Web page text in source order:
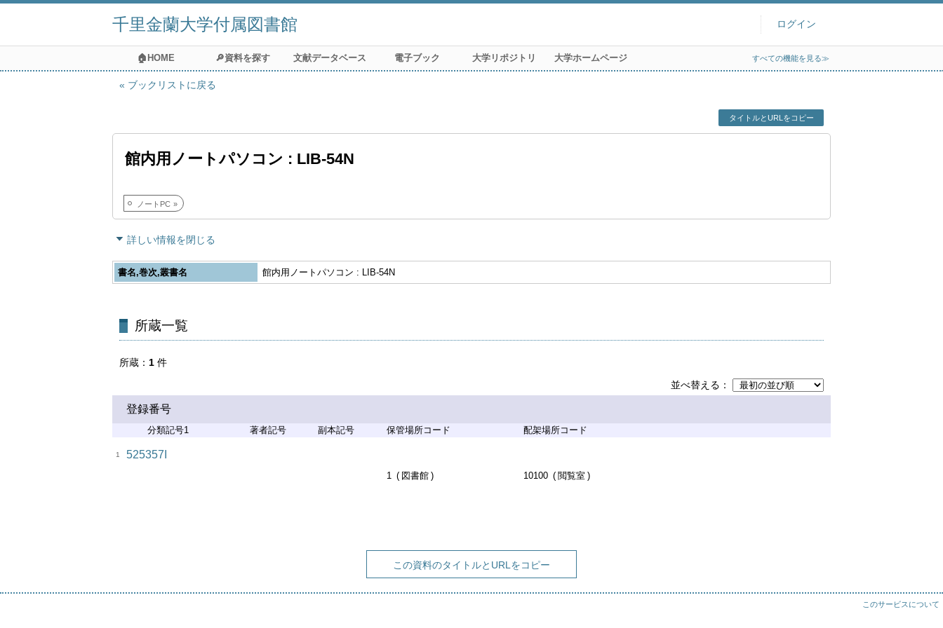
千里金蘭大学付属図書館 ログイン
🏠HOME 🔎資料を探す 文献データベース 電子ブック 大学リポジトリ 大学ホームページ すべての機能を見る≫
ブックリストに戻る
タイトルとURLをコピー
館内用ノートパソコン : LIB-54N
ノートPC
詳しい情報を閉じる
書名,巻次,叢書名 館内用ノートパソコン : LIB-54N
所蔵一覧
所蔵 1 件
並べ替える
登録番号
分類記号1 著者記号 副本記号 保管場所コード 配架場所コード
1 525357I
1 図書館 10100 閲覧室
この資料のタイトルとURLをコピー
このサービスについて